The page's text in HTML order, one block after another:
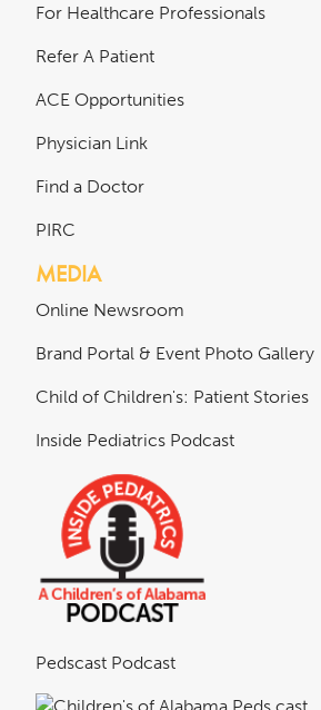
For Healthcare Professionals
Refer A Patient
ACE Opportunities
Physician Link
Find a Doctor
PIRC
MEDIA
Online Newsroom
Brand Portal & Event Photo Gallery
Child of Children's: Patient Stories
Inside Pediatrics Podcast
Pedscast Podcast